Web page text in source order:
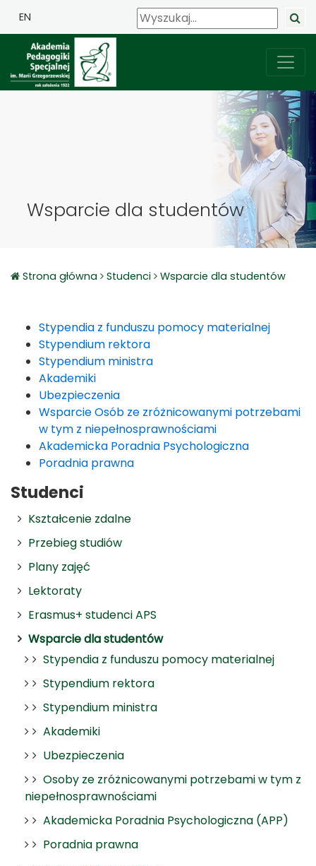
EN
Wsparcie dla studentów
Strona główna Studenci Wsparcie dla studentów
Studenci
Kształcenie zdalne
Przebieg studiów
Plany zajęć
Lektoraty
Erasmus+ studenci APS
Wsparcie dla studentów
Stypendia z funduszu pomocy materialnej
Stypendium rektora
Stypendium ministra
Akademiki
Ubezpieczenia
Osoby ze zróżnicowanymi potrzebami w tym z
niepełnosprawnościami
Akademicka Poradnia Psychologiczna (APP)
Poradnia prawna
Stypendia z funduszu pomocy materialnej
Stypendium rektora
Stypendium ministra
Akademiki
Ubezpieczenia
Wsparcie Osób ze zróżnicowanymi potrzebami
w tym z niepełnosprawnościami
Akademicka Poradnia Psychologiczna
Poradnia prawna